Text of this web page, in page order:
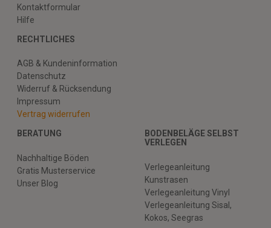
Kontaktformular
Hilfe
RECHTLICHES
AGB & Kundeninformation
Datenschutz
Widerruf & Rücksendung
Impressum
Vertrag widerrufen
BERATUNG
Nachhaltige Böden
Gratis Musterservice
Unser Blog
BODENBELÄGE SELBST
VERLEGEN
Verlegeanleitung
Kunstrasen
Verlegeanleitung Vinyl
Verlegeanleitung Sisal,
Kokos, Seegras